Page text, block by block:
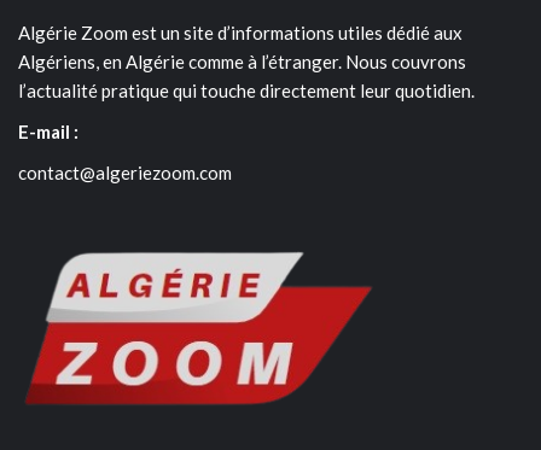
Algérie Zoom est un site d’informations utiles dédié aux
Algériens, en Algérie comme à l’étranger. Nous couvrons
l’actualité pratique qui touche directement leur quotidien.
E-mail :
contact@algeriezoom.com